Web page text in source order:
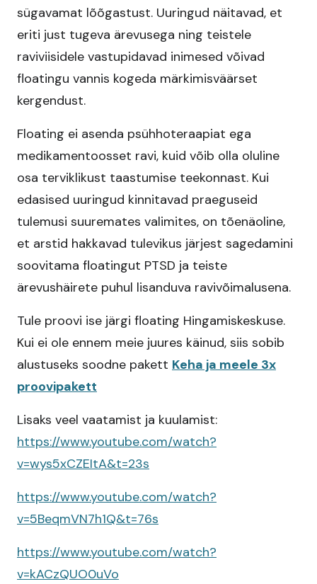
sügavamat lõõgastust. Uuringud näitavad, et
eriti just tugeva ärevusega ning teistele
raviviisidele vastupidavad inimesed võivad
floatingu vannis kogeda märkimisväärset
kergendust.​
Floating ei asenda psühhoteraapiat ega
medikamentoosset ravi, kuid võib olla oluline
osa terviklikust taastumise teekonnast. Kui
edasised uuringud kinnitavad praeguseid
tulemusi suuremates valimites, on tõenäoline,
et arstid hakkavad tulevikus järjest sagedamini
soovitama floatingut PTSD ja teiste
ärevushäirete puhul lisanduva ravivõimalusena.
Tule proovi ise järgi floating Hingamiskeskuse.
Kui ei ole ennem meie juures käinud, siis sobib
alustuseks soodne pakett Keha ja meele 3x
proovipakett
Lisaks veel vaatamist ja kuulamist:
https://www.youtube.com/watch?
v=wys5xCZEItA&t=23s
https://www.youtube.com/watch?
v=5BeqmVN7h1Q&t=76s
https://www.youtube.com/watch?
v=kACzQUO0uVo